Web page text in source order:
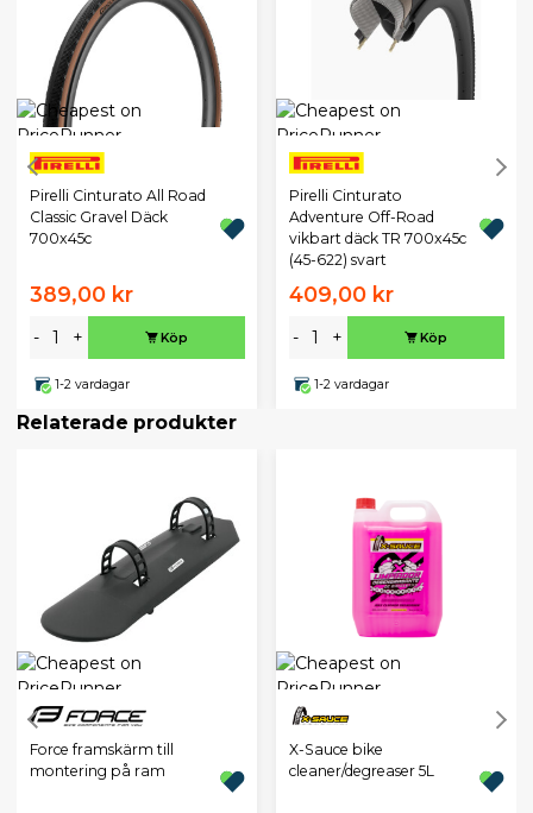
Pirelli Cinturato All Road
Classic Gravel Däck
700x45c
389,00 kr
- + Köp
1-2 vardagar
Pirelli Cinturato
Adventure Off-Road
vikbart däck TR 700x45c
(45-622) svart
409,00 kr
- + Köp
1-2 vardagar
Relaterade produkter
Force framskärm till
montering på ram
X-Sauce bike
cleaner/degreaser 5L